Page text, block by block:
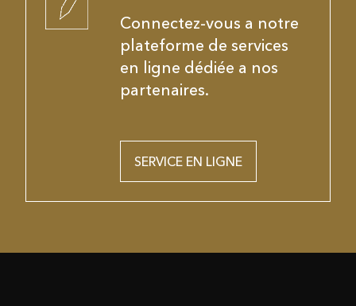
Connectez-vous a notre
plateforme de services
en ligne dédiée a nos
partenaires.
SERVICE EN LIGNE